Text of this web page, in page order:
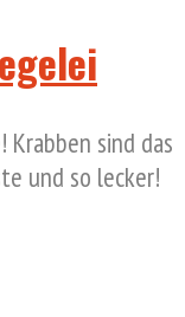
sind das
und so lecker!